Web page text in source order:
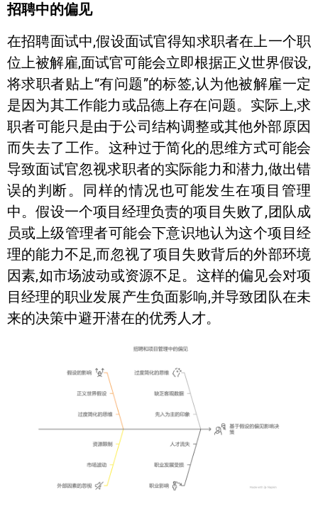
招聘中的偏见
在招聘面试中,假设面试官得知求职者在上一个职
位上被解雇,面试官可能会立即根据正义世界假设,
将求职者贴上“有问题”的标签,认为他被解雇一定
是因为其工作能力或品德上存在问题。实际上,求
职者可能只是由于公司结构调整或其他外部原因
而失去了工作。这种过于简化的思维方式可能会
导致面试官忽视求职者的实际能力和潜力,做出错
误的判断。同样的情况也可能发生在项目管理
中。假设一个项目经理负责的项目失败了,团队成
员或上级管理者可能会下意识地认为这个项目经
理的能力不足,而忽视了项目失败背后的外部环境
因素,如市场波动或资源不足。这样的偏见会对项
目经理的职业发展产生负面影响,并导致团队在未
来的决策中避开潜在的优秀人才。